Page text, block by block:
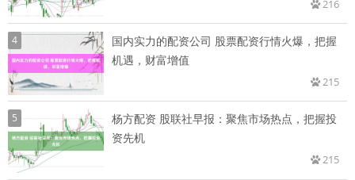
216
4
国内实力的配资公司 股票配资行情火爆，把握
机遇，财富增值
215
5
杨方配资 股联社早报：聚焦市场热点，把握投
资先机
215